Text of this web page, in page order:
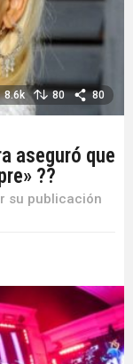
8.6k 80 80
aseguró que
??
su publicación